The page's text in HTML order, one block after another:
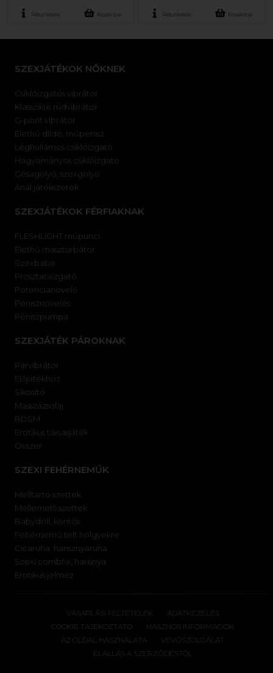
Részletek Kosárba Részletek Kosárba
SZEXJÁTÉKOK NŐKNEK
Csiklóizgatós vibrátor
Klasszikus rúdvibrátor
G-pont vibrátor
Élethű dildó, műpénisz
Léghullámos csiklóizgató
Hagyományos csiklóizgató
Gésagolyó, szexgolyó
Anál játékszerek
SZEXJÁTÉKOK FÉRFIAKNAK
FLESHLIGHT műpunci
Élethű maszturbátor
Szexbaba
Prosztataizgató
Potencianövelő
Pénisznövelés
Péniszpumpa
SZEXJÁTÉK PÁROKNAK
Párvibrátor
Előjátékhoz
Síkosító
Masszázsolaj
BDSM
Erotikus társasjáték
Óvszer
SZEXI FEHÉRNEMŰK
Melltartó szettek
Mellemelő szettek
Babydoll, köntös
Fehérnemű telt hölgyekre
Cicaruha, harisznyaruha
Szexi combfix, harisnya
Erotikus jelmez
VÁSÁRLÁSI FELTÉTELEK
ADATKEZELÉS
COOKIE TÁJÉKOZTATÓ
HASZNOS INFORMÁCIÓK
AZ OLDAL HASZNÁLATA
VEVŐSZOLGÁLAT
ELÁLLÁS A SZERZŐDÉSTÓL